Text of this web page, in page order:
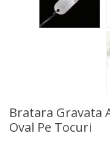
Bratara Gravata
Oval Pe Tocuri